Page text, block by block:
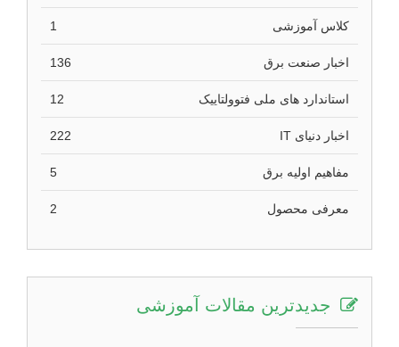
کلاس آموزشی 1
اخبار صنعت برق 136
استاندارد های ملی فتوولتاییک 12
اخبار دنیای IT 222
مفاهیم اولیه برق 5
معرفی محصول 2
جدیدترین مقالات آموزشی